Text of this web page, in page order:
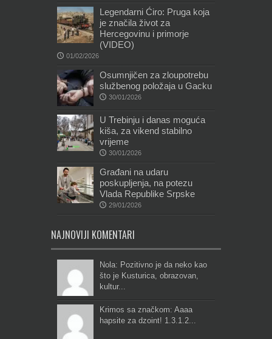
Legendarni Ćiro: Pruga koja
je značila život za
Hercegovinu i primorje
(VIDEO)
01/02/2026
Osumnjičen za zloupotrebu
službenog položaja u Gacku
30/01/2026
U Trebinju i danas moguća
kiša, za vikend stabilno
vrijeme
30/01/2026
Građani na udaru
poskupljenja, na potezu
Vlada Republike Srpske
29/01/2026
NAJNOVIJI KOMENTARI
Nola: Pozitivno je da neko kao
što je Kusturica, obrazovan,
kultur...
Krimos sa značkom: Aaaa
hapsite za dzoint! 1.3.1.2...